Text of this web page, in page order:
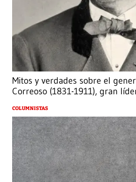
Mitos y verdades sobre el
Correoso (1831-1911), gran
COLUMNISTAS